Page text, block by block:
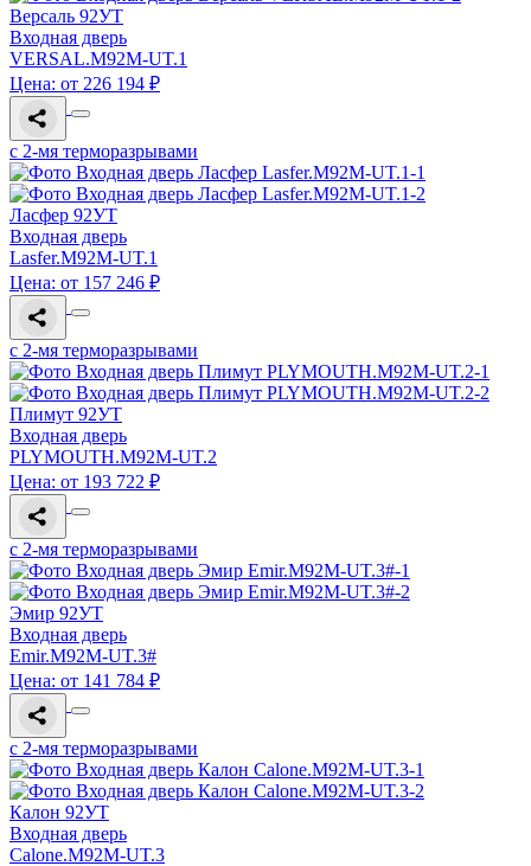
Версаль 92УТ
Входная дверь
VERSAL.M92M-UT.1
Цена: от 226 194 ₽
с 2-мя терморазрывами
Ласфер 92УТ
Входная дверь
Lasfer.M92M-UT.1
Цена: от 157 246 ₽
с 2-мя терморазрывами
Плимут 92УТ
Входная дверь
PLYMOUTH.M92M-UT.2
Цена: от 193 722 ₽
с 2-мя терморазрывами
Эмир 92УТ
Входная дверь
Emir.M92M-UT.3#
Цена: от 141 784 ₽
с 2-мя терморазрывами
Калон 92УТ
Входная дверь
Calone.M92M-UT.3